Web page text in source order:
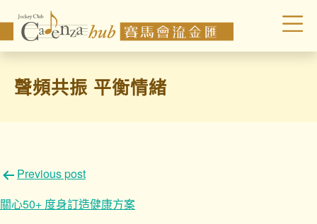
聲頻共振 平衡情緒
文
章
導
Previous post
關心50+ 度身訂造健康方案